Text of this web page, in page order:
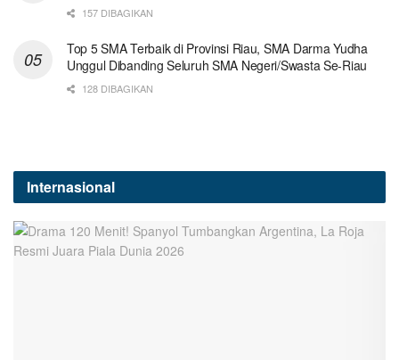
157 DIBAGIKAN
Top 5 SMA Terbaik di Provinsi Riau, SMA Darma Yudha
Unggul Dibanding Seluruh SMA Negeri/Swasta Se-Riau
128 DIBAGIKAN
Internasional